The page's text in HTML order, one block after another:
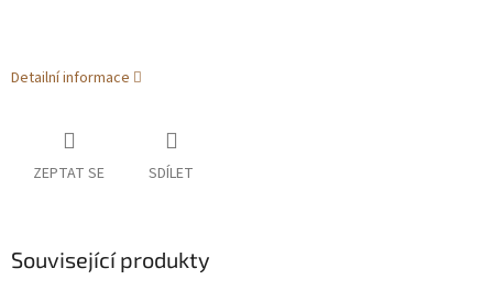
Detailní informace
ZEPTAT SE SDÍLET
Související produkty